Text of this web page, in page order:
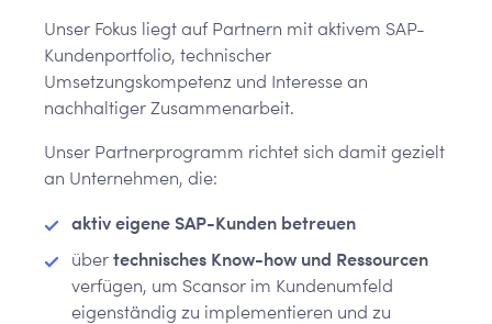
Unser Fokus liegt auf Partnern mit aktivem SAP-
Kundenportfolio, technischer
Umsetzungskompetenz und Interesse an
nachhaltiger Zusammenarbeit.
Unser Partnerprogramm richtet sich damit gezielt
an Unternehmen, die:
aktiv eigene SAP-Kunden betreuen
übertechnisches Know-how und Ressourcen
verfügen, um Scansor im Kundenumfeld
eigenständig zu implementieren und zu